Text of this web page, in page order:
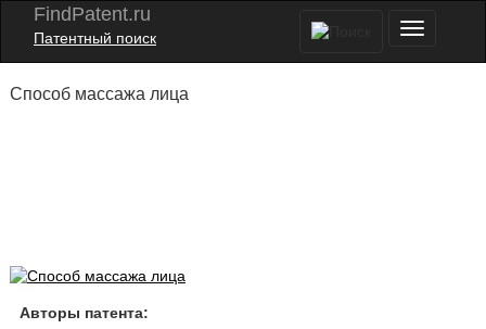
FindPatent.ru
Патентный поиск
Способ массажа лица
Авторы патента: